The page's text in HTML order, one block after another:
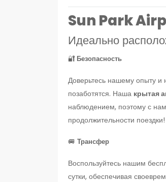
Sun Park
Идеально
🔐 Безопасность
Доверьтесь нашему опыту и
позаботятся. Наша крытая
наблюдением, поэтому с
продолжительности
🚐 Трансфер
Воспользуйтесь нашим
сутки, обеспечивая